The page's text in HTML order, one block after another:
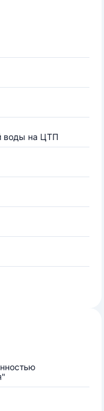
воды на ЦТП